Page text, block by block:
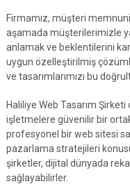
Firmamız, müşteri
aşamada müşterilerimizle
anlamak ve beklentilerini
uygun özelleştirilmiş
ve tasarımlarımızı bu
Haliliye Web Tasarım
işletmelere güvenilir bir
profesyonel bir web sitesi
pazarlama stratejileri
şirketler, dijital dünyada
sağlayabilirler.